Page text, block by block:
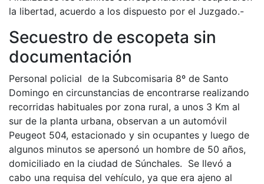
la libertad, acuerdo a los dispuesto por el Juzgado.-
Secuestro de escopeta sin
documentación
Personal policial de la Subcomisaria 8º de Santo
Domingo en circunstancias de encontrarse realizando
recorridas habituales por zona rural, a unos 3 Km al
sur de la planta urbana, observan a un automóvil
Peugeot 504, estacionado y sin ocupantes y luego de
algunos minutos se apersonó un hombre de 50 años,
domiciliado en la ciudad de Súnchales. Se llevó a
cabo una requisa del vehículo, ya que era ajeno al